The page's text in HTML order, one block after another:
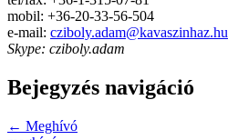
mobil: +36-20-33-56-504
e-mail: cziboly.adam@kavaszinhaz.hu
Skype: cziboly.adam
Bejegyzés navigáció
← Meghívó